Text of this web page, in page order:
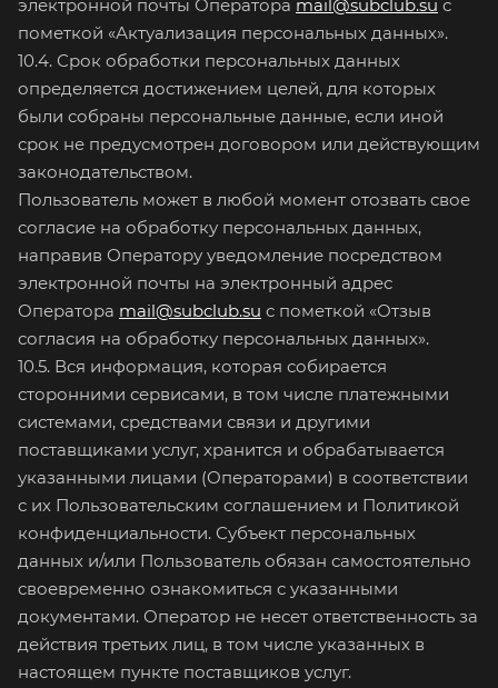
электронной почты Оператора mail@subclub.su с
пометкой «Актуализация персональных данных».
10.4. Срок обработки персональных данных
определяется достижением целей, для которых
были собраны персональные данные, если иной
срок не предусмотрен договором или действующим
законодательством.
Пользователь может в любой момент отозвать свое
согласие на обработку персональных данных,
направив Оператору уведомление посредством
электронной почты на электронный адрес
Оператора mail@subclub.su с пометкой «Отзыв
согласия на обработку персональных данных».
10.5. Вся информация, которая собирается
сторонними сервисами, в том числе платежными
системами, средствами связи и другими
поставщиками услуг, хранится и обрабатывается
указанными лицами (Операторами) в соответствии
с их Пользовательским соглашением и Политикой
конфиденциальности. Субъект персональных
данных и/или Пользователь обязан самостоятельно
своевременно ознакомиться с указанными
документами. Оператор не несет ответственность за
действия третьих лиц, в том числе указанных в
настоящем пункте поставщиков услуг.